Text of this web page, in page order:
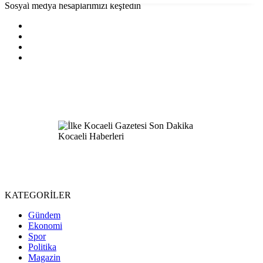
Sosyal medya hesaplarımızı keşfedin
KATEGORİLER
Gündem
Ekonomi
Spor
Politika
Magazin